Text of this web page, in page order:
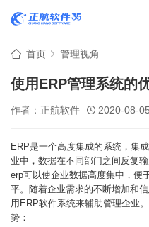
首页 管理视角
使用ERP管理系统的
作者：正航软件 2020-08-05
ERP是一个高度集成的系统，集
业中，数据在不同部门之间反复
erp可以使企业数据高度集中，便
平。随着企业需求的不断增加和
用ERP软件系统来辅助管理企业
势：